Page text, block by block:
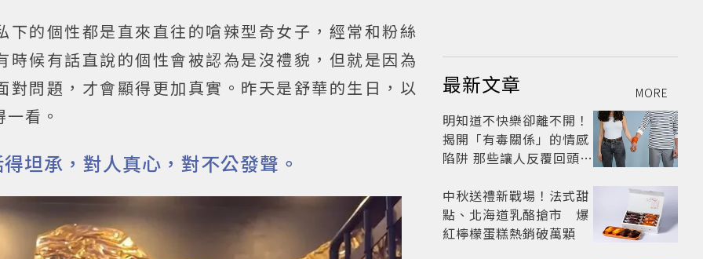
的個性都是直來直往的嗆辣型奇女子，經常和粉絲
候有話直說的個性會被認為是沒禮貌，但就是因為
問題，才會顯得更加真實。昨天是舒華的生日，以
看。
坦承，對人真心，對不公發聲。
最新文章 MORE
明知道不快樂卻離不開！
揭開「有毒關係」的情感
陷阱 那些讓人反覆回頭的
戒？
中秋送禮新戰場！法式甜
點、北海道乳酪搶市 爆
紅檸檬蛋糕熱銷破萬顆